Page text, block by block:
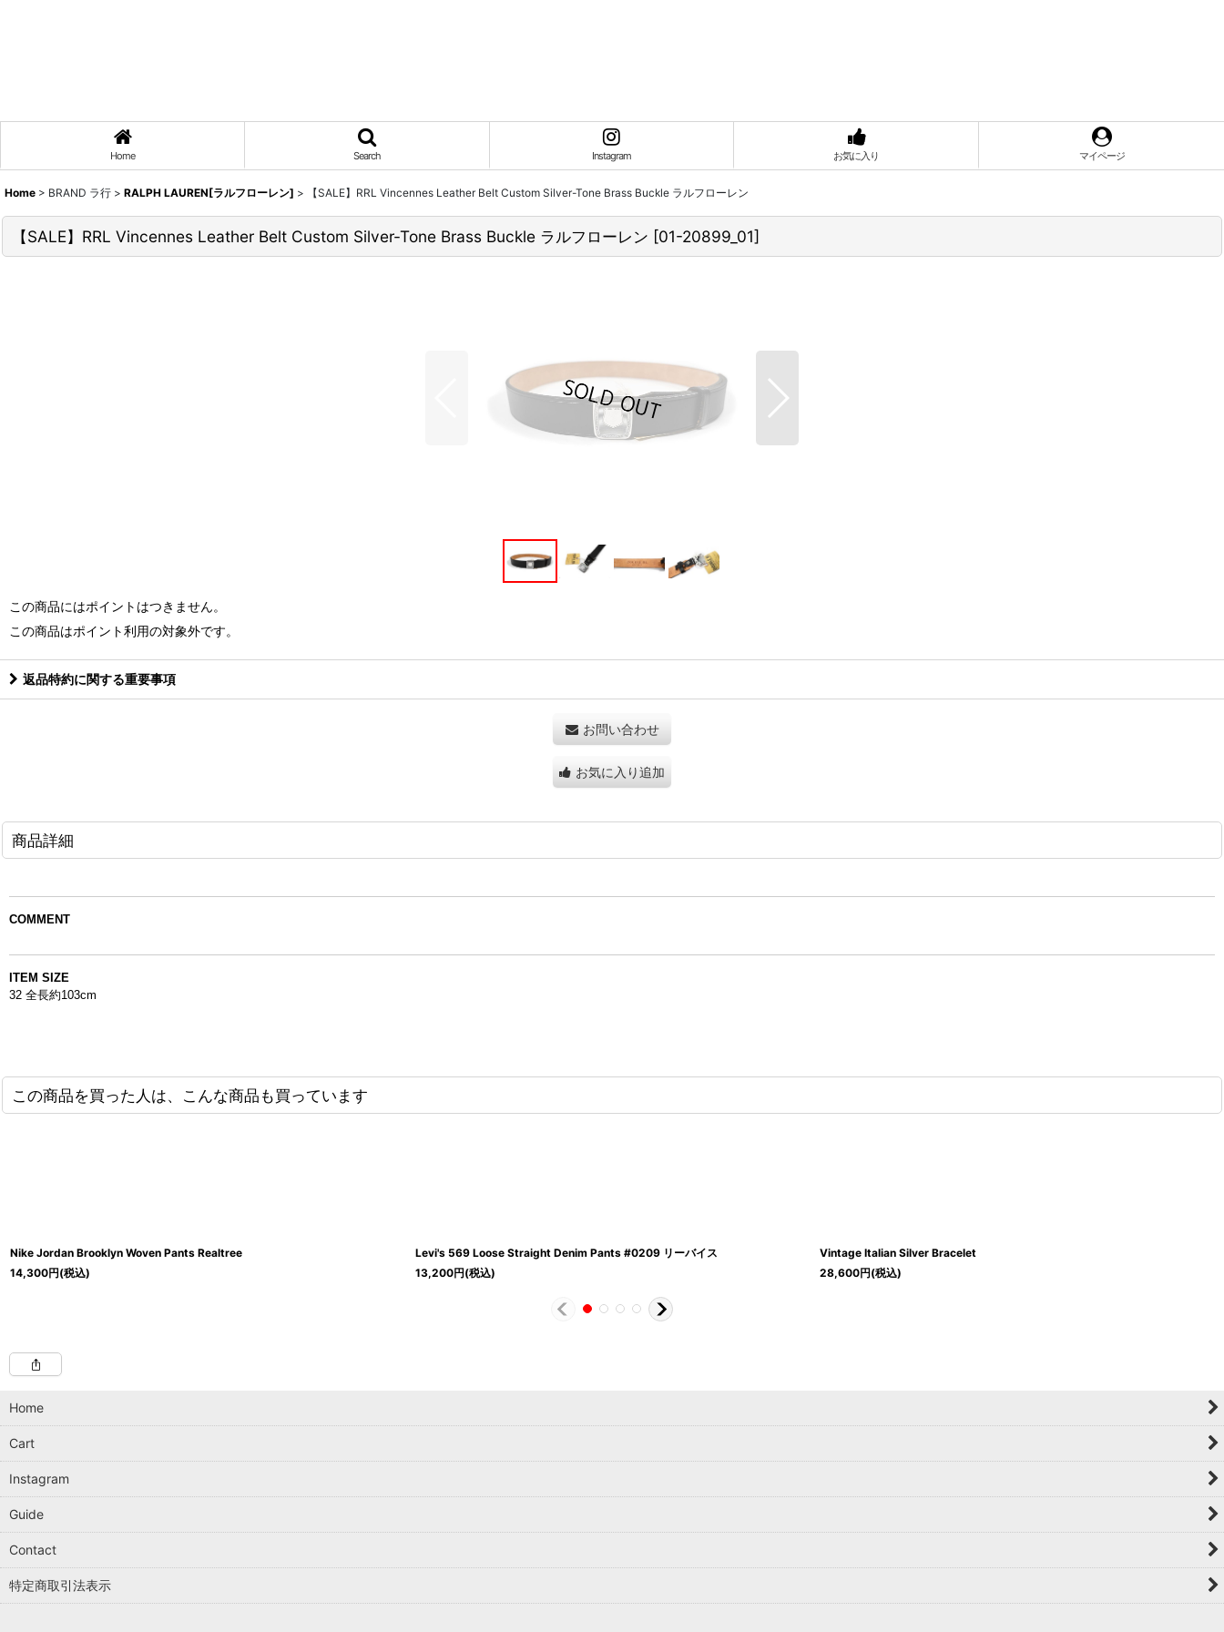
Home Search Instagram お気に入り マイページ
Home > BRAND ラ行 > RALPH LAUREN[ラルフローレン] > 【SALE】RRL Vincennes Leather Belt Custom Silver-Tone Brass Buckle ラルフローレン
【SALE】RRL Vincennes Leather Belt Custom Silver-Tone Brass Buckle ラルフローレン [01-20899_01]
この商品にはポイントはつきません。
この商品はポイント利用の対象外です。
返品特約に関する重要事項
お問い合わせ
お気に入り追加
商品詳細
COMMENT
ITEM SIZE
32 全長約103cm
この商品を買った人は、こんな商品も買っています
Nike Jordan Brooklyn Woven Pants Realtree
14,300円(税込)
Levi's 569 Loose Straight Denim Pants #0209 リーバイス
13,200円(税込)
Vintage Italian Silver Bracelet
28,600円(税込)
Home
Cart
Instagram
Guide
Contact
特定商取引法表示